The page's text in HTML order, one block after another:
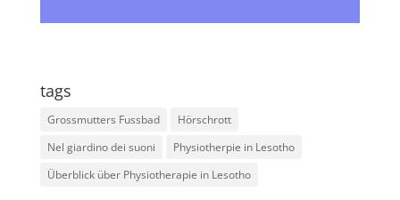
tags
Grossmutters Fussbad
Hörschrott
Nel giardino dei suoni
Physiotherpie in Lesotho
Überblick über Physiotherapie in Lesotho